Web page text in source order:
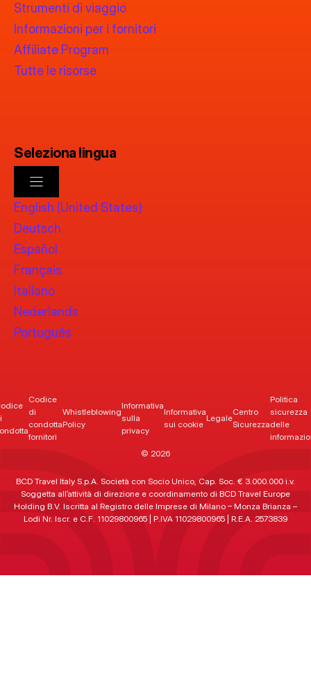
Strumenti di viaggio
Informazioni per i fornitori
Affiliate Program
Tutte le risorse
Seleziona lingua
English (United States)
Deutsch
Español
Français
Italiano
Nederlands
Português
© 2026
Codice
di
condotta
fornitori
Whistleblowing
Policy
Informativa
sulla
privacy
Informativa
sui cookie
Legale
Centro
Sicurezza
Politica
sicurezza
delle
BCD Travel Italy S.p.A. Società con Socio Unico, Cap. Soc. € 3.000.000 i.v.
Soggetta all’attività di direzione e coordinamento di BCD Travel Europe
Holding B.V. Iscritta al Registro delle Imprese di Milano – Monza Brianza –
Lodi Nr. Iscr. e C.F. 11029800965 | P.IVA 11029800965 | R.E.A. 2573839